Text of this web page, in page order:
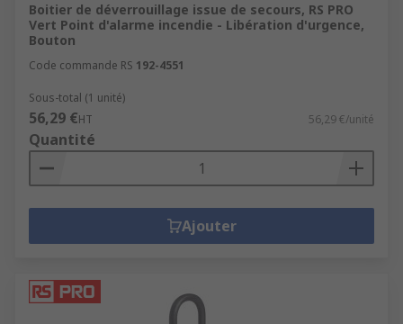
Boitier de déverrouillage issue de secours, RS PRO
Vert Point d'alarme incendie - Libération d'urgence,
Bouton
Code commande RS 192-4551
Sous-total (1 unité)
56,29 €HT 56,29 €/unité
Quantité
Ajouter